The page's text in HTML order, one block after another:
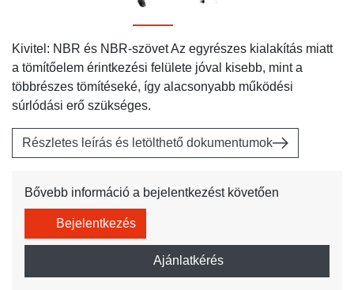
Kivitel: NBR és NBR-szövet Az egyrészes kialakítás miatt
a tömítőelem érintkezési felülete jóval kisebb, mint a
többrészes tömítéseké, így alacsonyabb működési
súrlódási erő szükséges.
Részletes leírás és letölthető dokumentumok
Bővebb információ a bejelentkezést követően
Bejelentkezés
Ajánlatkérés